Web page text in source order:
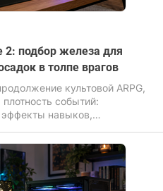
2: подбор железа для
в толпе врагов
культовой ARPG,
событий:
навыков,